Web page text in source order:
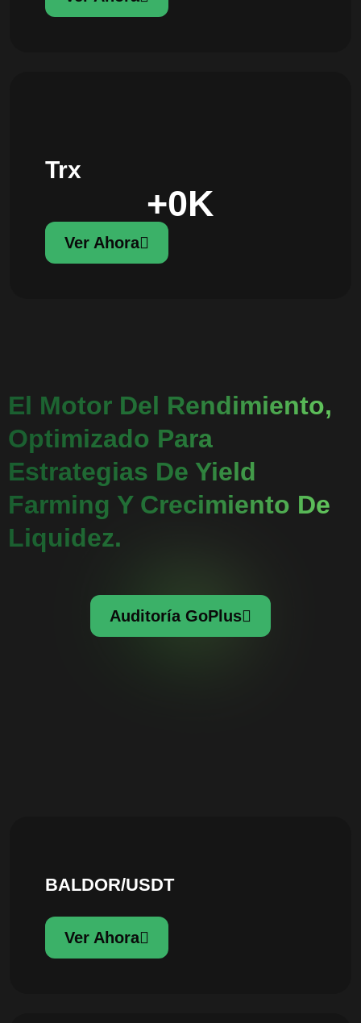
Trx
+0K
Ver Ahora
El Motor Del Rendimiento,
Optimizado Para
Estrategias De Yield
Farming Y Crecimiento De
Liquidez.
Auditoría GoPlus
BALDOR/USDT
Ver Ahora